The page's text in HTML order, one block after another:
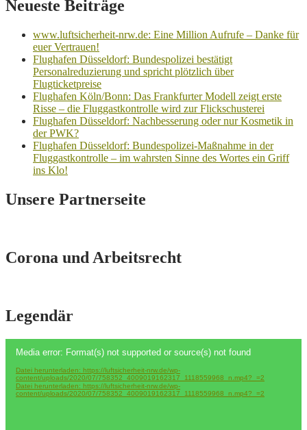
Neueste Beiträge
www.luftsicherheit-nrw.de: Eine Million Aufrufe – Danke für
euer Vertrauen!
Flughafen Düsseldorf: Bundespolizei bestätigt
Personalreduzierung und spricht plötzlich über
Flugticketpreise
Flughafen Köln/Bonn: Das Frankfurter Modell zeigt erste
Risse – die Fluggastkontrolle wird zur Flickschusterei
Flughafen Düsseldorf: Nachbesserung oder nur Kosmetik in
der PWK?
Flughafen Düsseldorf: Bundespolizei-Maßnahme in der
Fluggastkontrolle – im wahrsten Sinne des Wortes ein Griff
ins Klo!
Unsere Partnerseite
Corona und Arbeitsrecht
Legendär
Player
Media error: Format(s) not supported or source(s) not found
Datei herunterladen: https://luftsicherheit-nrw.de/wp-
content/uploads/2020/07/758352_4009019162317_1118559968_n.mp4?_=2
Datei herunterladen: https://luftsicherheit-nrw.de/wp-
content/uploads/2020/07/758352_4009019162317_1118559968_n.mp4?_=2